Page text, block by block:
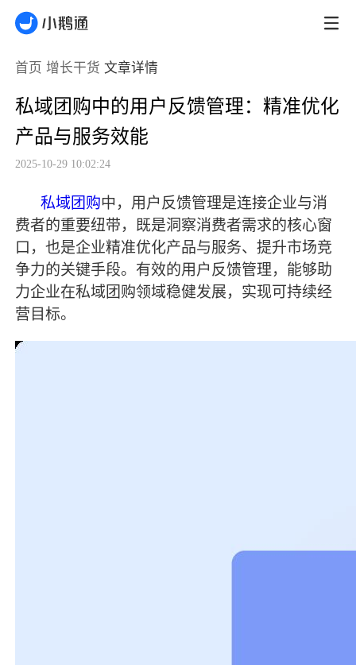
首页 增长干货 文章详情
私域团购中的用户反馈管理：精准优化
产品与服务效能
2025-10-29 10:02:24
私域团购中，用户反馈管理是连接企业与消
费者的重要纽带，既是洞察消费者需求的核心窗
口，也是企业精准优化产品与服务、提升市场竞
争力的关键手段。有效的用户反馈管理，能够助
力企业在私域团购领域稳健发展，实现可持续经
营目标。